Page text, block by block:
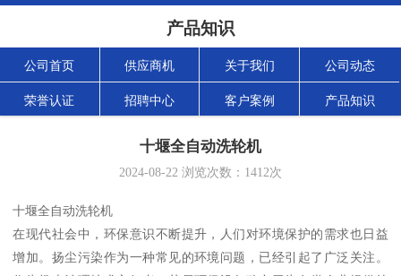
产品知识
公司首页 供应商机 关于我们 公司动态
荣誉认证 招聘中心 客户案例 产品知识
十堰全自动洗轮机
2024-08-22 浏览次数： 1412次
十堰全自动洗轮机
在现代社会中，环保意识不断提升，人们对环境保护的需求也日益
增加。扬尘污染作为一种常见的环境问题，已经引起了广泛关注。